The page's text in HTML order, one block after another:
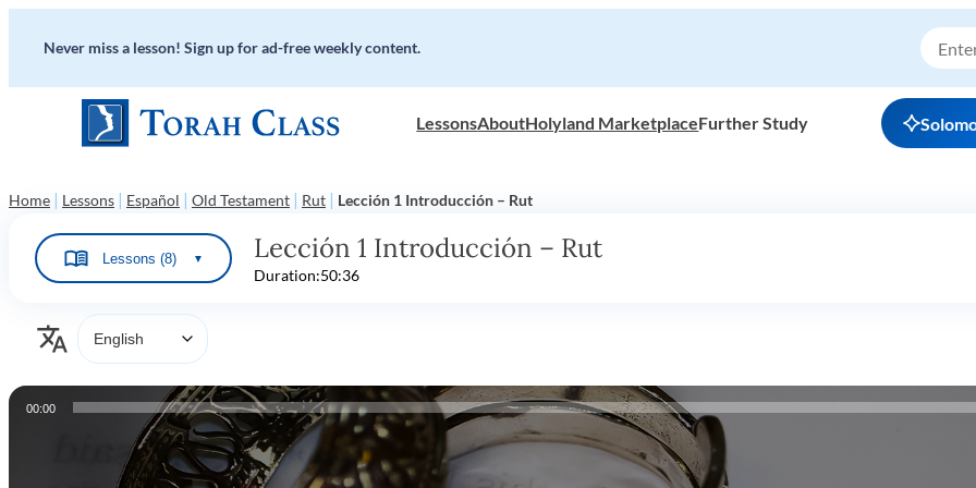
Never miss a lesson! Sign up for ad-free weekly content.
LessonsAboutHolyland MarketplaceFurther Study
Home | Lessons | Español | Old Testament | Rut | Lección 1 Introducción – Rut
Lessons (8) ▼ Lección 1 Introducción – Rut
Duration:50:36
Audio00:00